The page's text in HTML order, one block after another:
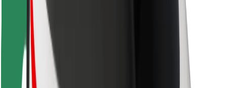
Gradovi
Lokacije
Gradska rješenja
Zračne luke
Bolt stanice za punjenje